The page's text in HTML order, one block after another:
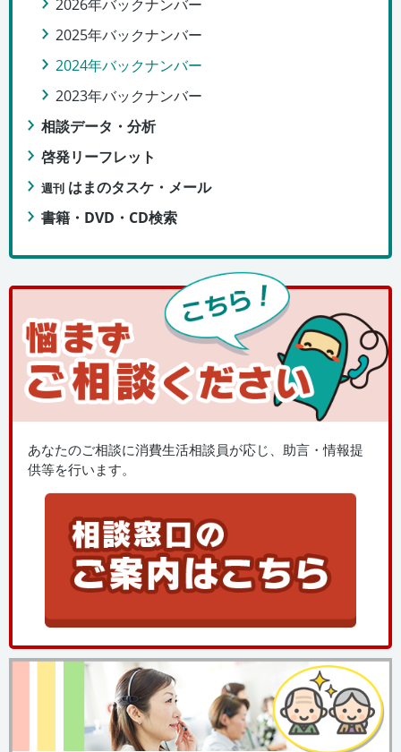
2026年バックナンバー
2025年バックナンバー
2024年バックナンバー
2023年バックナンバー
相談データ・分析
啓発リーフレット
週刊 はまのタスケ・メール
書籍・DVD・CD検索
あなたのご相談に消費生活相談員が応じ、助言・情報提
供等を行います。